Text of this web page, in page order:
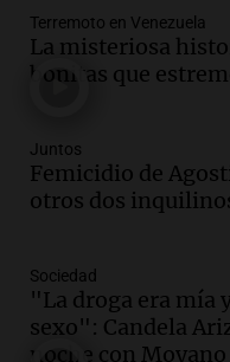
Episodios
Audio.
financiero
Panorama Federal
Episodios
Audio.La
en un contexto
Panorama Federal
Episodios
Audio.
Terremoto en Venezuela
La misteriosa
bonitas que
Juntos
Femicidio de
otros dos
Sociedad
"La droga era mía
sexo": Candela
noche con Moyano